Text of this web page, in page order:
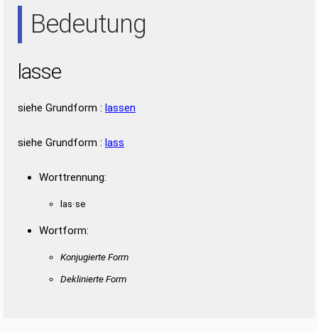
Bedeutung
lasse
siehe Grundform : lassen
siehe Grundform : lass
Worttrennung:
las·se
Wortform:
Konjugierte Form
Deklinierte Form